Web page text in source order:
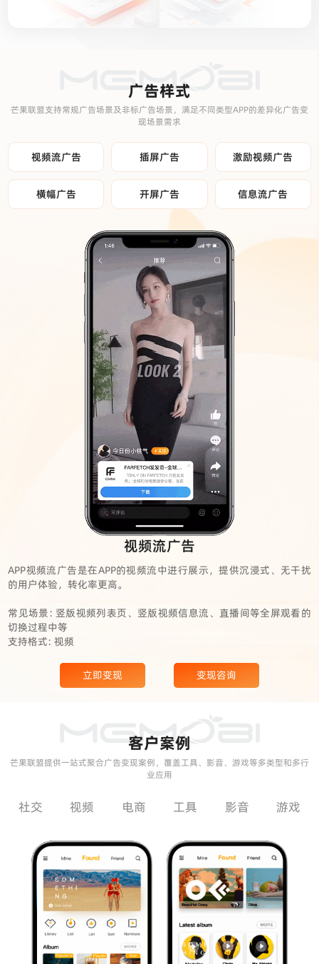
广告样式
芒果联盟支持常规广告场景及非标广告场景，满足不同类型APP的差异化广告变
现场景需求
视频流广告 插屏广告 激励视频广告
横幅广告 开屏广告 信息流广告
视频流广告
APP视频流广告是在APP的视频流中进行展示，提供沉浸式、无干扰
的用户体验，转化率更高。
常见场景: 竖版视频列表页、竖版视频信息流、直播间等全屏观看的
切换过程中等
支持格式: 视频
立即变现 变现咨询
客户案例
芒果联盟提供一站式聚合广告变现案例，覆盖工具、影音、游戏等多类型和多行
业应用
社交 视频 电商 工具 影音 游戏